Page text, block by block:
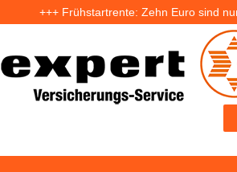
+++ Frühstartrente: Zehn Euro sind